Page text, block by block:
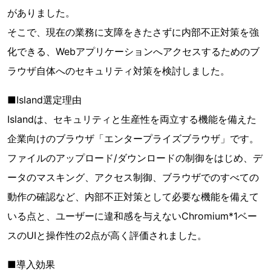
がありました。
そこで、現在の業務に支障をきたさずに内部不正対策を強
化できる、Webアプリケーションへアクセスするためのブ
ラウザ自体へのセキュリティ対策を検討しました。
■Island選定理由
Islandは、セキュリティと生産性を両立する機能を備えた
企業向けのブラウザ「エンタープライズブラウザ」です。
ファイルのアップロード/ダウンロードの制御をはじめ、デ
ータのマスキング、アクセス制御、ブラウザでのすべての
動作の確認など、内部不正対策として必要な機能を備えて
いる点と、ユーザーに違和感を与えないChromium*1ベー
スのUIと操作性の2点が高く評価されました。
■導入効果